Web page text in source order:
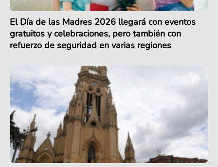
El Día de las Madres 2026 llegará con eventos
gratuitos y celebraciones, pero también con
refuerzo de seguridad en varias regiones